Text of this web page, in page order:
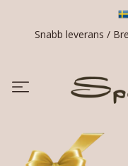
Snabb leverans /